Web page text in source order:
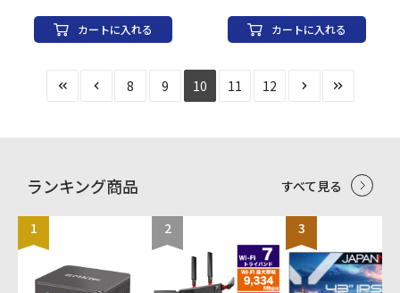
カートに入れる
径寸法（突起物除く） 幅1,896mm×高さ
550mm×奥行き25mm 質量（重さ）
5.3kg 付属品 ポータブル電源接続ケーブル
月
カートに入れる
8 9 10 11 12
ランキング商品 すべて見る
1 2 3